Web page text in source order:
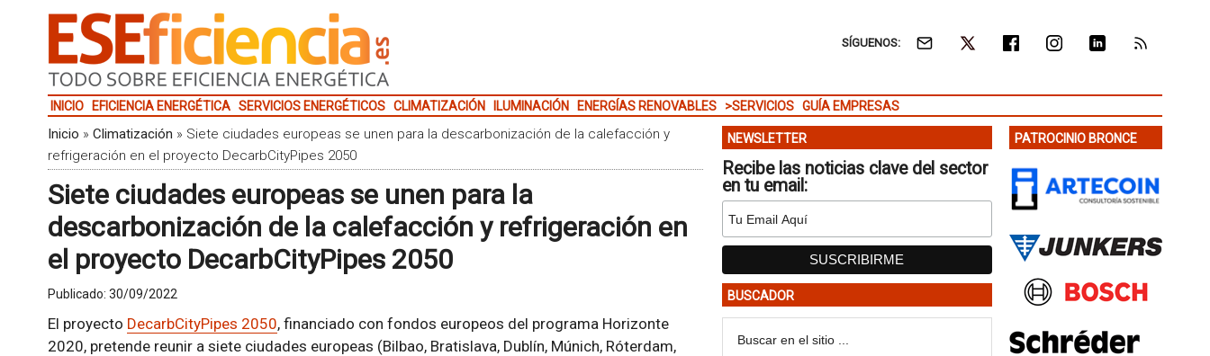
SÍGUENOS:
INICIO EFICIENCIA ENERGÉTICA SERVICIOS ENERGÉTICOS CLIMATIZACIÓN ILUMINACIÓN ENERGÍAS RENOVABLES >SERVICIOS GUÍA EMPRESAS
Inicio » Climatización » Siete ciudades europeas se unen para la descarbonización de la calefacción y
refrigeración en el proyecto DecarbCityPipes 2050
Siete ciudades europeas se unen para la
descarbonización de la calefacción y refrigeración en
el proyecto DecarbCityPipes 2050
Publicado: 30/09/2022
El proyecto DecarbCityPipes 2050, financiado con fondos europeos del programa Horizonte
2020, pretende reunir a siete ciudades europeas (Bilbao, Bratislava, Dublín, Múnich, Róterdam,
NEWSLETTER
Recibe las noticias clave del sector
en tu email:
BUSCADOR
PATROCINIO BRONCE